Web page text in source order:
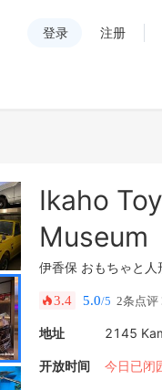
登录 注册
Ikaho
Museum
伊香保 おもちゃと人
󰺂3.4 5.0/5 2条点评
地址
开放时间 今日已闭